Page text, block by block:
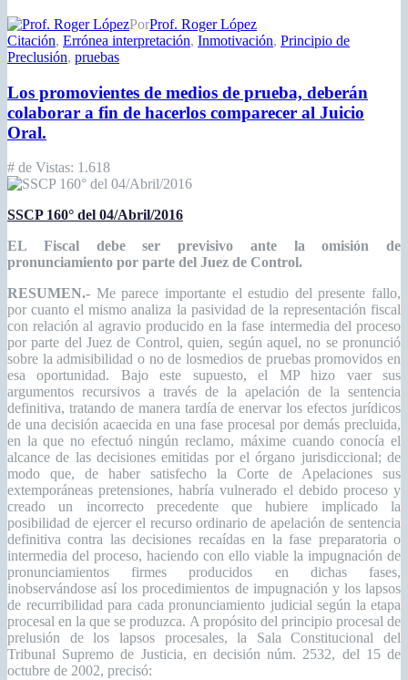
PorProf. Roger López
Citación, Errónea interpretación, Inmotivación, Principio de
Preclusión, pruebas
Los promovientes de medios de prueba, deberán
colaborar a fin de hacerlos comparecer al Juicio
Oral.
# de Vistas: 1.618
SSCP 160° del 04/Abril/2016
EL Fiscal debe ser previsivo ante la omisión de
pronunciamiento por parte del Juez de Control.
RESUMEN.- Me parece importante el estudio del presente fallo,
por cuanto el mismo analiza la pasividad de la representación fiscal
con relación al agravio producido en la fase intermedia del proceso
por parte del Juez de Control, quien, según aquel, no se pronunció
sobre la admisibilidad o no de losmedios de pruebas promovidos en
esa oportunidad. Bajo este supuesto, el MP hizo vaer sus
argumentos recursivos a través de la apelación de la sentencia
definitiva, tratando de manera tardía de enervar los efectos jurídicos
de una decisión acaecida en una fase procesal por demás precluida,
en la que no efectuó ningún reclamo, máxime cuando conocía el
alcance de las decisiones emitidas por el órgano jurisdiccional; de
modo que, de haber satisfecho la Corte de Apelaciones sus
extemporáneas pretensiones, habría vulnerado el debido proceso y
creado un incorrecto precedente que hubiere implicado la
posibilidad de ejercer el recurso ordinario de apelación de sentencia
definitiva contra las decisiones recaídas en la fase preparatoria o
intermedia del proceso, haciendo con ello viable la impugnación de
pronunciamientos firmes producidos en dichas fases,
inobservándose así los procedimientos de impugnación y los lapsos
de recurribilidad para cada pronunciamiento judicial según la etapa
procesal en la que se produzca. A propósito del principio procesal de
prelusión de los lapsos procesales, la Sala Constitucional del
Tribunal Supremo de Justicia, en decisión núm. 2532, del 15 de
octubre de 2002, precisó: